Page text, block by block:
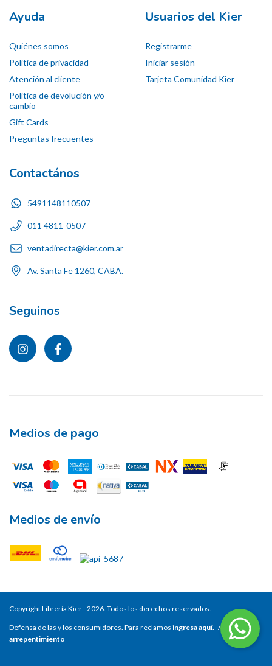
Ayuda
Quiénes somos
Política de privacidad
Atención al cliente
Política de devolución y/o
cambio
Gift Cards
Preguntas frecuentes
Usuarios del Kier
Registrarme
Iniciar sesión
Tarjeta Comunidad Kier
Contactános
5491148110507
011 4811-0507
ventadirecta@kier.com.ar
Av. Santa Fe 1260, CABA.
Seguinos
Medios de pago
Medios de envío
Copyright Librería Kier - 2026. Todos los derechos reservados.
Defensa de las y los consumidores. Para reclamos ingresa aquí. /
Botón de
arrepentimiento